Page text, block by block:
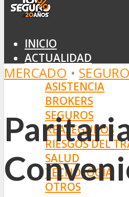
INICIO
ACTUALIDAD
MERCADO
ASISTENCIA
BROKERS
SEGUROS
REASEGUROS
RIESGOS DEL
SALUD
TECNOLOGÍA
OTROS
MERCADO •